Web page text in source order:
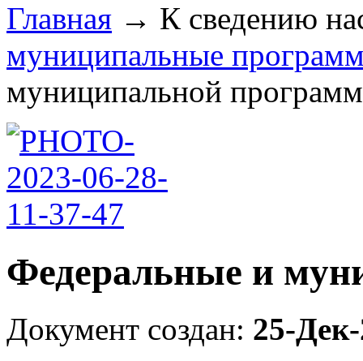
Главная → К сведению
муниципальные
муниципальной
Федеральные и
Документ создан: 25-